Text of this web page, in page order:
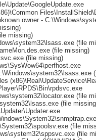
owner -
missing)
(file
(file missing)
(file missing)
(file
(file
(file
(file